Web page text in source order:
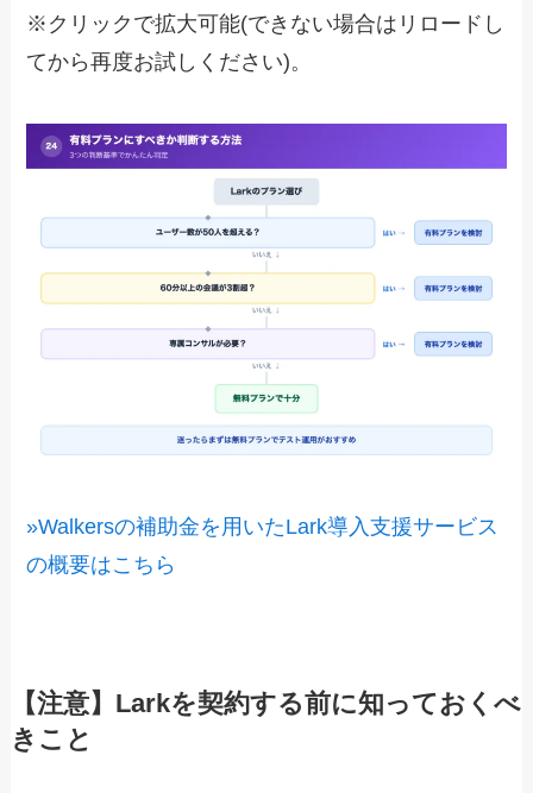
※クリックで拡大可能(できない場合はリロードし
てから再度お試しください)。
»Walkersの補助金を用いたLark導入支援サービス
の概要はこちら
【注意】Larkを契約する前に知っておくべ
きこと